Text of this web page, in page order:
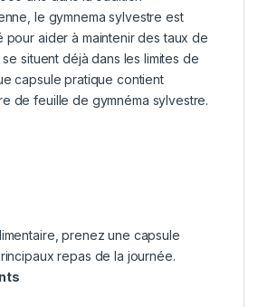
le gymnema sylvestre est
pour aider à maintenir des taux de
situent déjà dans les limites de
capsule pratique contient
de feuille de gymnéma sylvestre.
prenez une capsule
repas de la journée.